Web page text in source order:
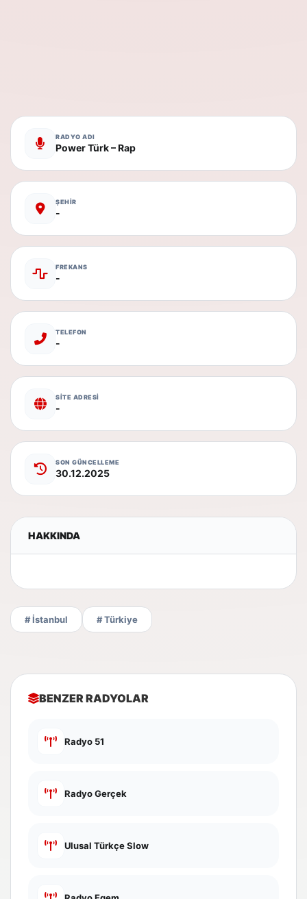
RADYO ADI
Power Türk – Rap
ŞEHİR
-
FREKANS
-
TELEFON
-
SİTE ADRESİ
-
SON GÜNCELLEME
30.12.2025
HAKKINDA
# İstanbul # Türkiye
BENZER RADYOLAR
Radyo 51
Radyo Gerçek
Ulusal Türkçe Slow